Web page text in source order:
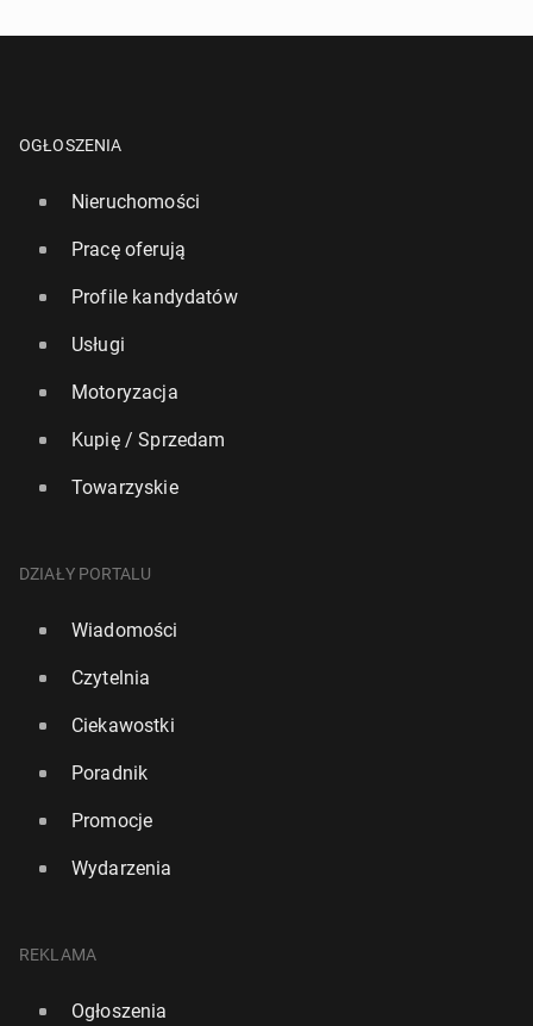
OGŁOSZENIA
Nieruchomości
Pracę oferują
Profile kandydatów
Usługi
Motoryzacja
Kupię / Sprzedam
Towarzyskie
DZIAŁY PORTALU
Wiadomości
Czytelnia
Ciekawostki
Poradnik
Promocje
Wydarzenia
REKLAMA
Ogłoszenia